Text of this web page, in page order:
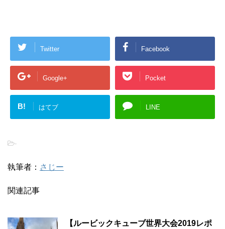
Twitter Facebook
Google+ Pocket
B! はてブ LINE
-
執筆者： さじー
関連記事
【ルービックキューブ世界大会2019レポ